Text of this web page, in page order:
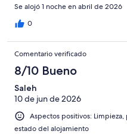
Se alojó 1 noche en abril de 2026
0
Comentario verificado
8/10 Bueno
Saleh
10 de jun de 2026
Aspectos positivos: Limpieza,
estado del alojamiento